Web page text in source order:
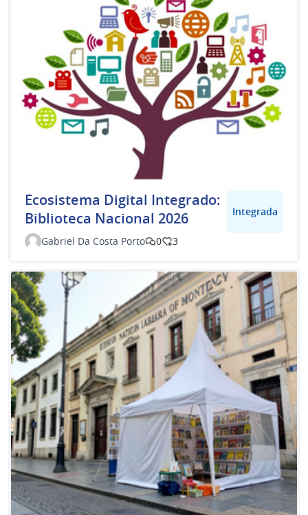
Ecosistema Digital Integrado:
Biblioteca Nacional 2026
Integrada
Gabriel Da Costa Porto 0 3